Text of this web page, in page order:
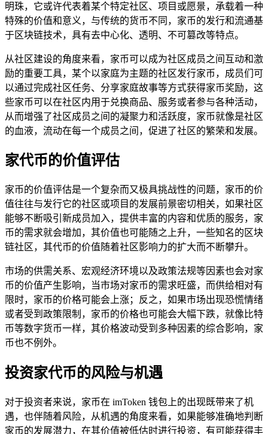
明珠，它或许代表着某个特定社区、项目或愿景，承载着一种
特殊的价值和意义，与传统的货币不同，家币的发行和流通基
于区块链技术，具有去中心化、透明、不可篡改等特点。
从社区建设的角度来看，家币可以成为社区成员之间互动和激
励的重要工具，某个以家庭为主题的社区发行家币，成员们可
以通过完成社区任务、分享家庭故事等方式获得家币奖励，这
些家币可以在社区内用于兑换商品、服务或者参与各种活动，
从而增强了社区成员之间的凝聚力和活跃度，家币就像是社区
的血液，流动在每一个成员之间，促进了社区的繁荣和发展。
家代币的价值评估
家币的价值评估是一个复杂而又极具挑战性的问题，家币的价
值往往与发行它的社区或项目的发展前景密切相关，如果社区
能够不断吸引新成员加入，提供丰富的内容和优质的服务，家
币的需求就会增加，其价值也可能随之上升，一些知名的区块
链社区，其代币的价值随着社区影响力的扩大而不断攀升。
市场的供需关系、宏观经济环境以及政策法规等因素也会对家
币的价值产生影响，当市场对家币的需求旺盛，而供给相对有
限时，家币的价格可能会上涨；反之，如果市场出现恐慌情绪
或者受到政策限制，家币的价格也可能会大幅下跌，就像比特
币等数字货币一样，其价格波动受到多种因素的综合影响，家
币也不例外。
投资家代币的风险与机遇
对于投资者来说，家币在 imToken 钱包上的出现既带来了机
遇，也伴随着风险，从机遇的角度来看，如果能够准确地判断
家币的发展潜力，在其价值被低估时进行投资，有可能获得丰